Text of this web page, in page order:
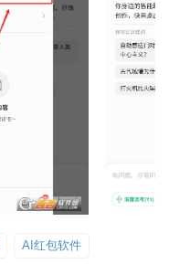
AI红包软件